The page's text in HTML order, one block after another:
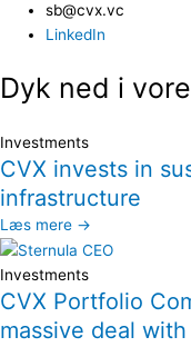
sb@cvx.vc​
LinkedIn
Dyk ned i
Investments
CVX invests in
infrastructure
Læs mere →
Investments
CVX Portfolio
massive deal